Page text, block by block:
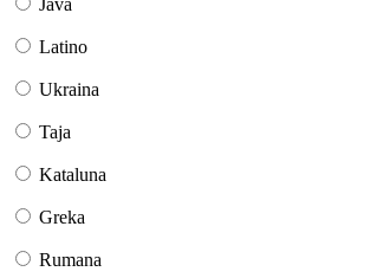
Java
Latino
Ukraina
Taja
Kataluna
Greka
Rumana